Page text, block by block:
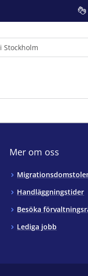
Mer om oss
Handläggningstider
Besöka
Lediga jobb